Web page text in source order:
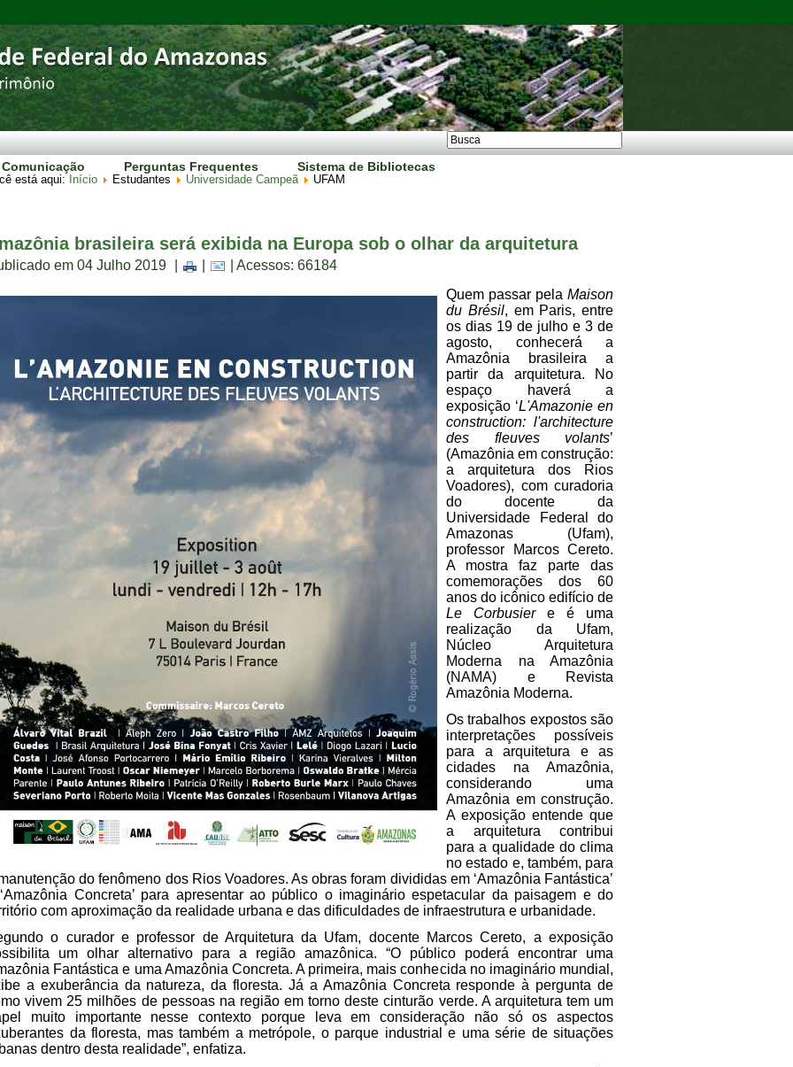
Comunicação Perguntas Frequentes Sistema de Bibliotecas
está aqui: Início Estudantes Universidade Campeã UFAM
brasileira será exibida na Europa sob o olhar da arquitetura
em 04 Julho 2019
| Acessos: 66184
Quem passar pela Maison
du Brésil, em Paris, entre
os dias 19 de julho e 3 de
agosto, conhecerá a
Amazônia brasileira a
partir da arquitetura. No
espaço haverá a
exposição ‘L'Amazonie en
construction: l'architecture
des fleuves volants’
(Amazônia em construção:
a arquitetura dos Rios
Voadores), com curadoria
do docente da
Universidade Federal do
Amazonas (Ufam),
professor Marcos Cereto.
A mostra faz parte das
comemorações dos 60
anos do icônico edifício de
Le Corbusiere é uma
realização da Ufam,
Núcleo Arquitetura
Moderna na Amazônia
(NAMA) e Revista
Amazônia Moderna.
Os trabalhos expostos são
interpretações possíveis
para a arquitetura e as
cidades na Amazônia,
considerando uma
Amazônia em construção.
A exposição entende que
a arquitetura contribui
para a qualidade do clima
no estado e, também, para
do fenômeno dos Rios Voadores. As obras foram divididas em ‘Amazônia Fantástica’
Concreta’ para apresentar ao público o imaginário espetacular da paisagem e do
com aproximação da realidade urbana e das dificuldades de infraestrutura e urbanidade.
o curador e professor de Arquitetura da Ufam, docente Marcos Cereto, a exposição
um olhar alternativo para a região amazônica. “O público poderá encontrar uma
Fantástica e uma Amazônia Concreta. A primeira, mais conhecida no imaginário mundial,
a exuberância da natureza, da floresta. Já a Amazônia Concreta responde à pergunta de
vivem 25 milhões de pessoas na região em torno deste cinturão verde. A arquitetura tem um
muito importante nesse contexto porque leva em consideração não só os aspectos
da floresta, mas também a metrópole, o parque industrial e uma série de situações
dentro desta realidade”, enfatiza.